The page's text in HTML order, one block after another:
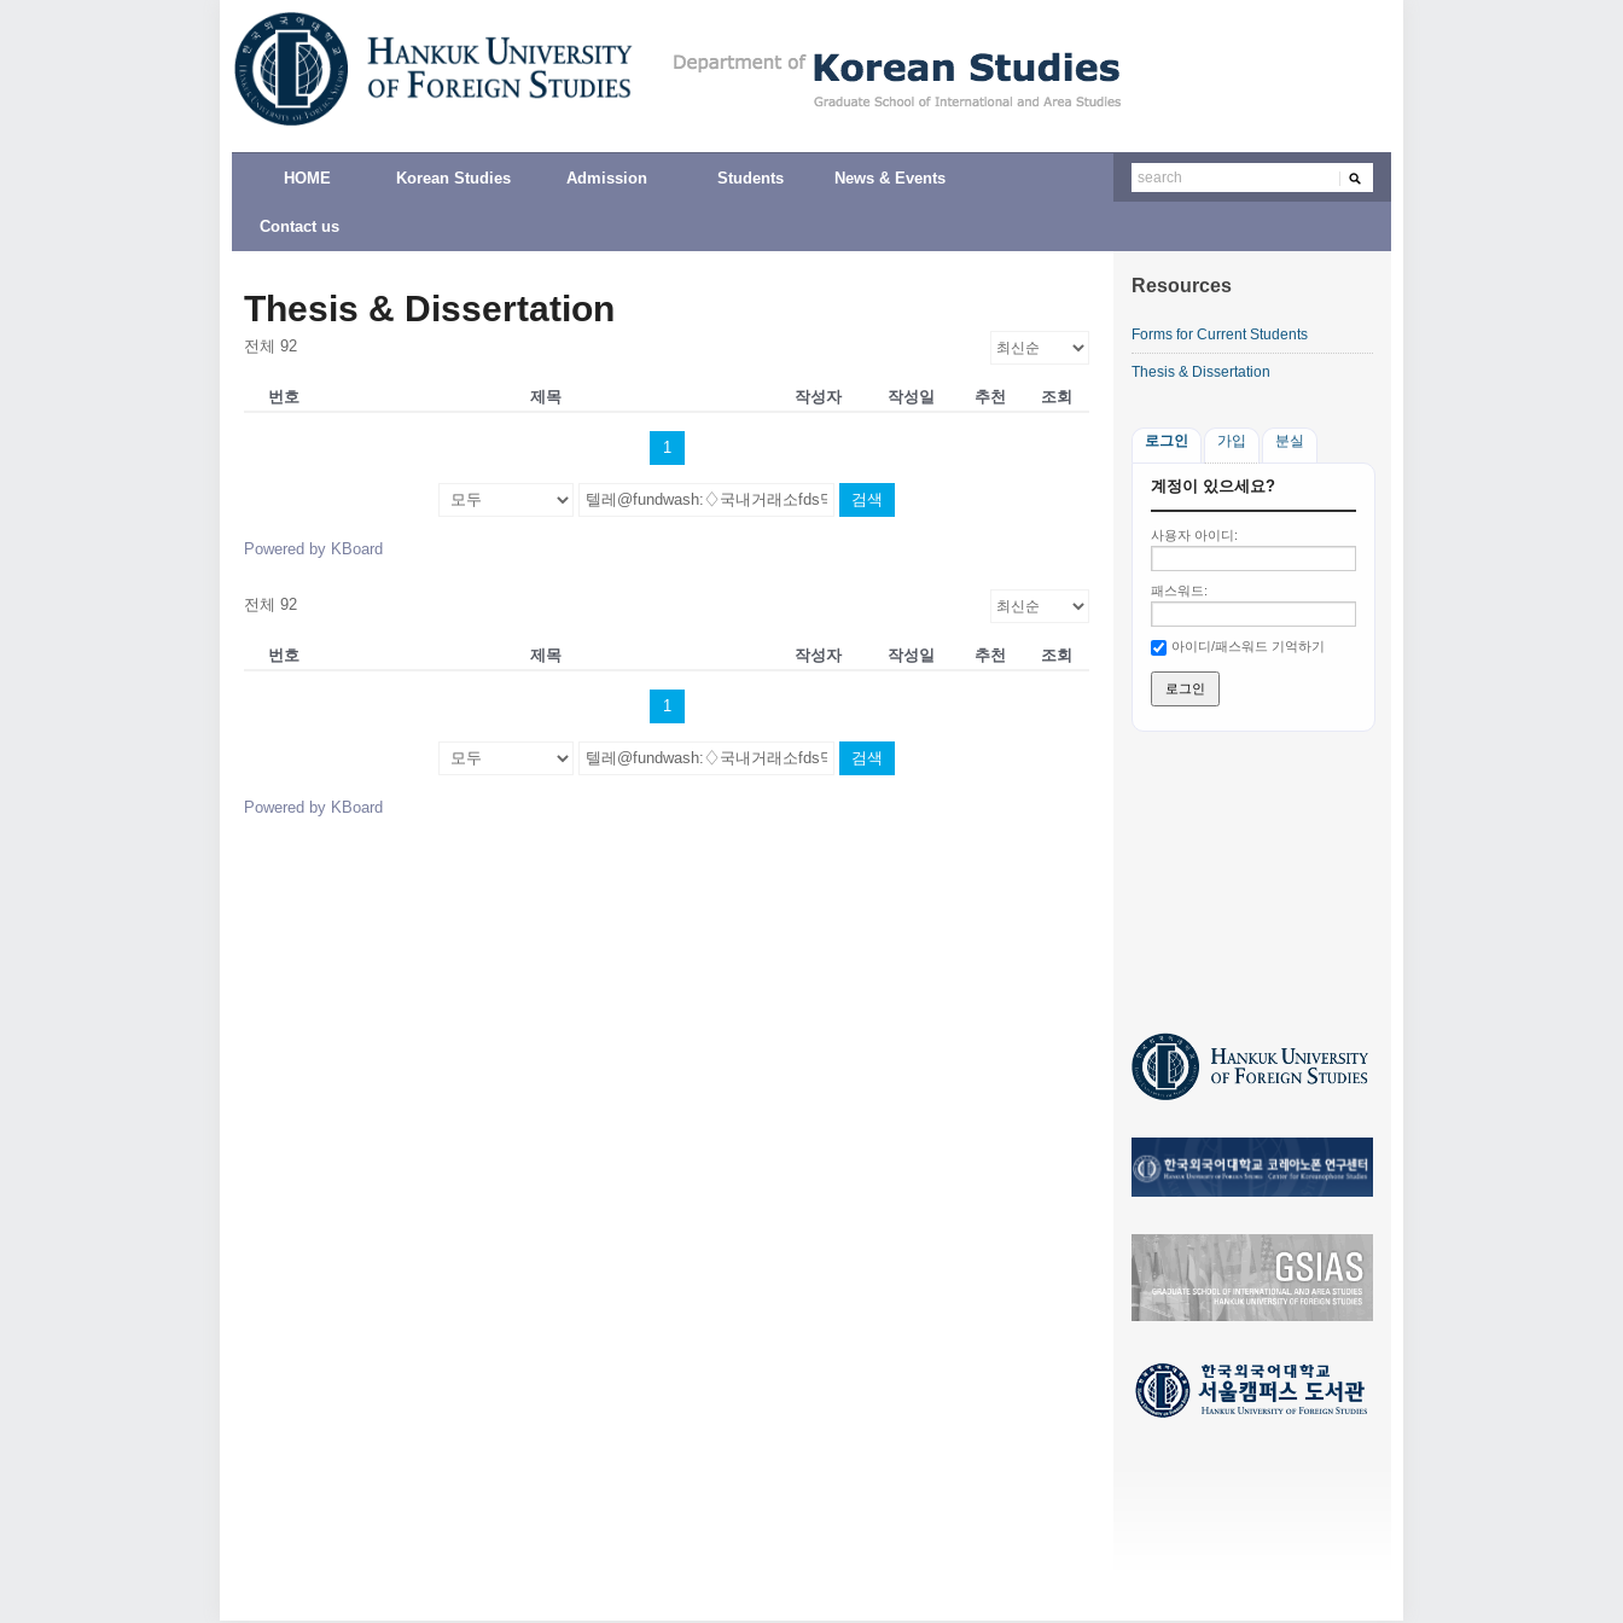
HOME Korean Studies Admission Students News & Events
Contact us
Thesis & Dissertation
전체 92
번호 제목 작성자 작성일 추천 조회
1
검색
Powered by KBoard
전체 92
번호 제목 작성자 작성일 추천 조회
1
검색
Powered by KBoard
Resources
Forms for Current Students
Thesis & Dissertation
로그인 가입 분실
계정이 있으세요?
사용자 아이디:
패스워드:
아이디/패스워드 기억하기